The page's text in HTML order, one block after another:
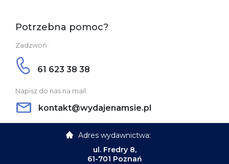
Potrzebna pomoc?
Zadzwoń:
61 623 38 38
Napisz do nas na mail:
kontakt@wydajenamsie.pl
Adres wydawnictwa:
ul. Fredry 8,
61-701 Poznań